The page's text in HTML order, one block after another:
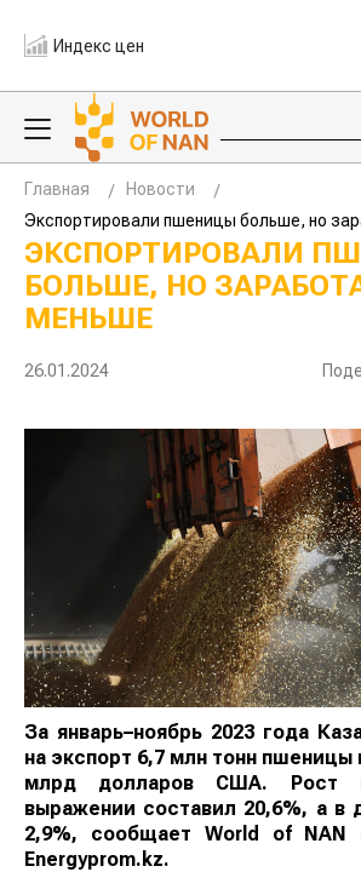
Индекс цен
Главная
Новости
Экспортировали пшеницы больше, но
ЭКСПОРТИРОВАЛИ
БОЛЬШЕ, НО
МЕНЬШЕ
26.01.2024
За январь–ноябрь 2023 года
на экспорт 6,7 млн тонн пшеницы
млрд долларов США. Рост в
выражении составил 20,6%, а в
2,9%, сообщает World of NAN
Energyprom.kz.